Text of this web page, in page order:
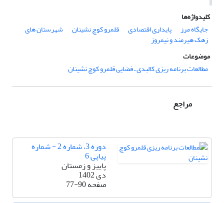
کلیدواژه‌ها
جایگاه مرز
پایداری اقتصادی قلمرو کوچ نشینان شهرستان های
زهک هیرمند و نیمروز
موضوعات
مطالعات برنامه ریزی کالبدی ـ فضایی قلمرو کوچ نشینان
مراجع
دوره 3، شماره 2 - شماره
پیاپی 6
پاییز و زمستان
دی 1402
صفحه77-90